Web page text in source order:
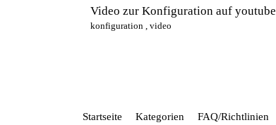
Video zur Konfiguration auf youtube
konfiguration ,video
Startseite Kategorien FAQ/Richtlinien